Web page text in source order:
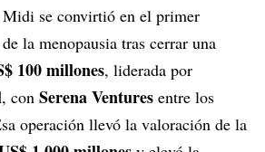
se convirtió en el primer
la menopausia tras cerrar una
100 millones, liderada por
, con Serena Ventures entre los
operación llevó la valoración de la